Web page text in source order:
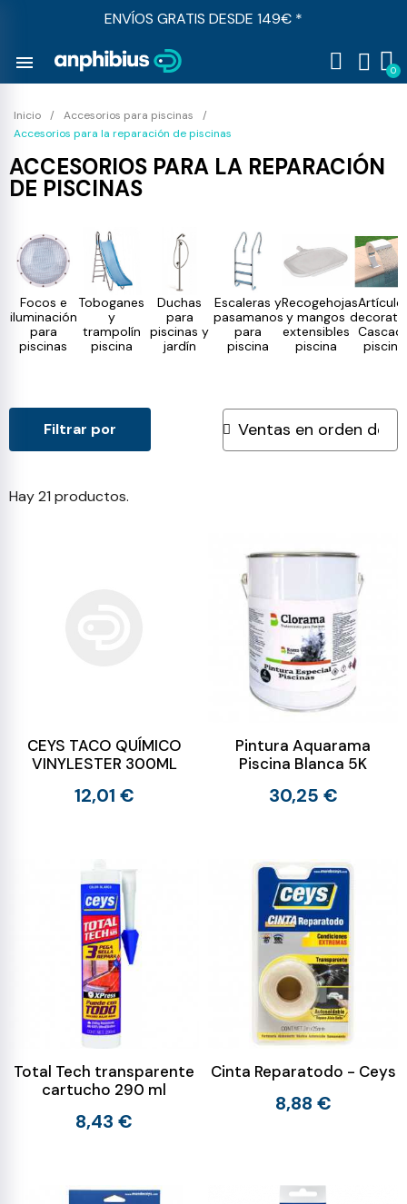
ENVÍOS GRATIS DESDE 149€ *
menu
Inicio
Accesorios para piscinas
Accesorios para la reparación de piscinas
ACCESORIOS PARA LA REPARACIÓN
DE PISCINAS
Focos e
iluminación
para
piscinas
Toboganes
y
trampolín
piscina
Duchas
para
piscinas y
jardín
Escaleras y
pasamanos
para
piscina
Recogehojas
y mangos
extensibles
piscina
piscina
Hay 21 productos.
Filtrar por
CEYS TACO QUÍMICO
VINYLESTER 300ML
12,01 €
Pintura Aquarama
Piscina Blanca 5K
30,25 €
Total Tech transparente
cartucho 290 ml
8,43 €
Cinta Reparatodo - Ceys
8,88 €